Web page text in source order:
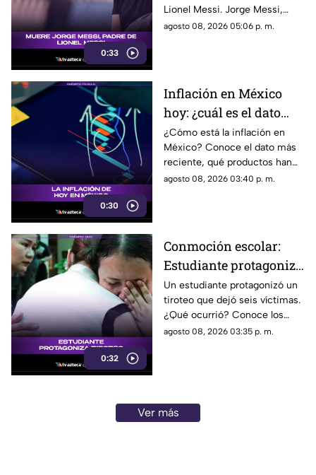
0:33
Lionel Messi. Jorge Messi,
padre y representante del astro
agosto 08, 2026 05:06 p. m.
0:30
Inflación en México
hoy: ¿cuál es el dato
actual?
¿Cómo está la inflación en
México? Conoce el dato más
reciente, qué productos han
subido de precio y cómo
agosto 08, 2026 03:40 p. m.
0:32
Conmoción escolar:
Estudiante protagoniza
t1r0t30 con seis
víctimas
Un estudiante protagonizó un
tiroteo que dejó seis víctimas.
¿Qué ocurrió? Conoce los
detalles de esta tragedia.
agosto 08, 2026 03:35 p. m.
Ver más